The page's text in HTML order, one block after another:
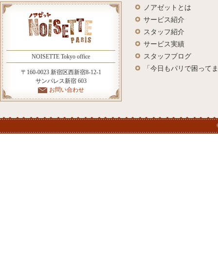
NOISETTE Tokyo office
〒160-0023 新宿区西新宿8-12-1
サンパレス新宿 603
お問い合わせ
ノアゼットとは
サービス紹介
スタッフ紹介
サービス実績
スタッフブログ
「今日もパリで困って